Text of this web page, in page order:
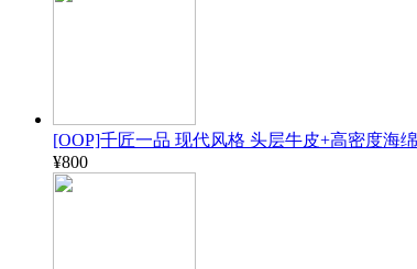
[OOP]千匠一品 现代风格 头层牛皮+高密度海
¥800